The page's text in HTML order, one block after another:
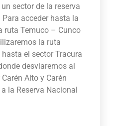
sector de la reserva
acceder hasta la
ruta Temuco – Cunco
la ruta
el sector Tracura
desviaremos al
Alto y Carén
la Reserva Nacional